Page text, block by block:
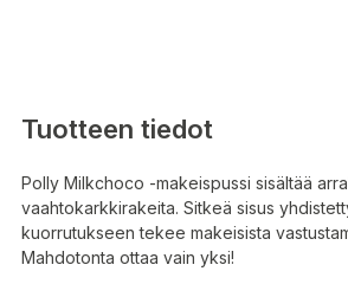
Tuotteen tiedot
Polly Milkchoco -makeispussi sisältää
vaahtokarkkirakeita. Sitkeä sisus
kuorrutukseen tekee makeisista
Mahdotonta ottaa vain yksi!